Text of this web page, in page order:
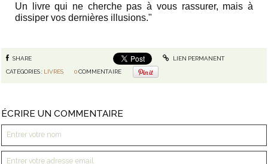
Un livre qui ne cherche pas à vous rassurer, mais à
dissiper vos dernières illusions."
SHARE
LIEN PERMANENT
CATÉGORIES : LIVRES 0 COMMENTAIRE
ÉCRIRE UN COMMENTAIRE